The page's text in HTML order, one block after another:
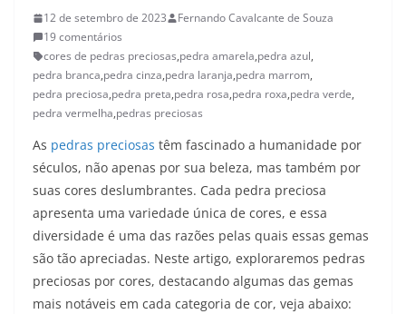
12 de setembro de 2023
Fernando Cavalcante de Souza
19 comentários
cores de pedras preciosas,pedra amarela,pedra azul,
pedra branca,pedra cinza,pedra laranja,pedra marrom,
pedra preciosa,pedra preta,pedra rosa,pedra roxa,pedra verde,
pedra vermelha,pedras preciosas
As pedras preciosas têm fascinado a humanidade por
séculos, não apenas por sua beleza, mas também por
suas cores deslumbrantes. Cada pedra preciosa
apresenta uma variedade única de cores, e essa
diversidade é uma das razões pelas quais essas gemas
são tão apreciadas. Neste artigo, exploraremos pedras
preciosas por cores, destacando algumas das gemas
mais notáveis em cada categoria de cor, veja abaixo: